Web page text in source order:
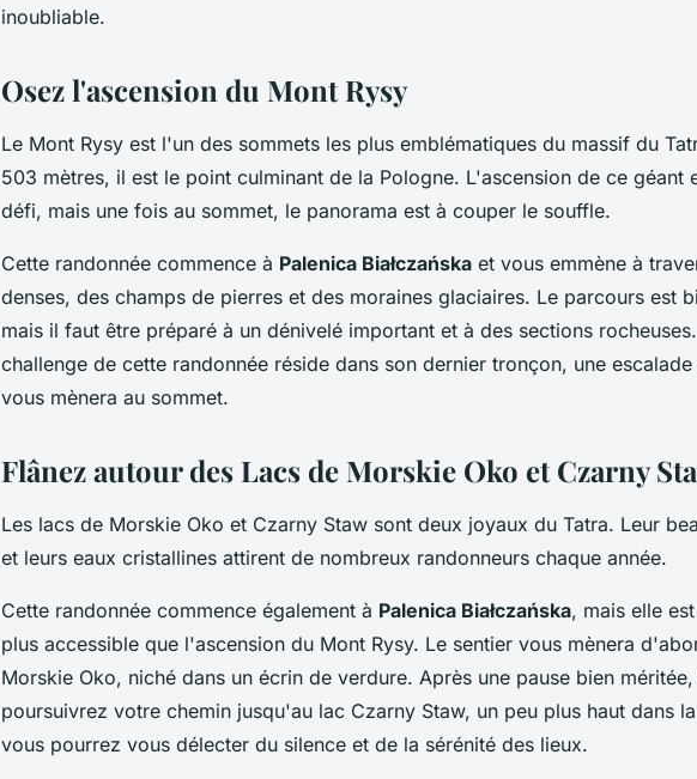
inoubliable.
Osez l'ascension du Mont Rysy
Le Mont Rysy est l'un des sommets les plus emblématiques du massif du
503 mètres, il est le point culminant de la Pologne. L'ascension de ce géant
défi, mais une fois au sommet, le panorama est à couper le souffle.
Cette randonnée commence à Palenica Białczańska et vous emmène à
denses, des champs de pierres et des moraines glaciaires. Le parcours est
mais il faut être préparé à un dénivelé important et à des sections
challenge de cette randonnée réside dans son dernier tronçon, une
vous mènera au sommet.
Flânez autour des Lacs de Morskie Oko et Czarny
Les lacs de Morskie Oko et Czarny Staw sont deux joyaux du Tatra. Leur
et leurs eaux cristallines attirent de nombreux randonneurs chaque année.
Cette randonnée commence également à Palenica Białczańska, mais elle
plus accessible que l'ascension du Mont Rysy. Le sentier vous mènera
Morskie Oko, niché dans un écrin de verdure. Après une pause bien
poursuivrez votre chemin jusqu'au lac Czarny Staw, un peu plus haut dans
vous pourrez vous délecter du silence et de la sérénité des lieux.